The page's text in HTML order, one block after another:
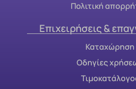
Πολιτική
Επιχειρήσεις &
Καταχώρηση
Οδηγίες